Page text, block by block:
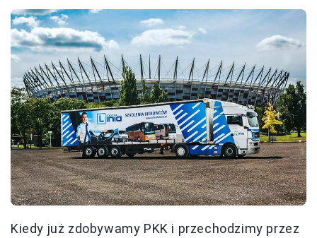
Kiedy już zdobywamy PKK i przechodzimy przez